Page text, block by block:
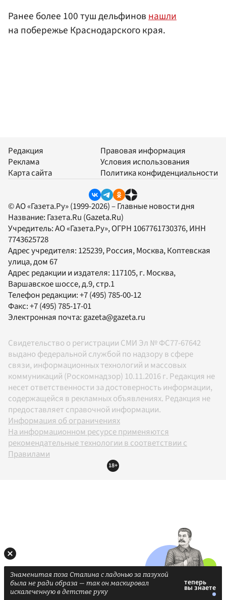
Ранее более 100 туш дельфиновнашли
на побережье Краснодарского края.
Редакция
Реклама
Карта сайта
Правовая информация
Условия использования
Политика конфиденциальности
© АО «Газета.Ру» (1999-2026) – Главные новости дня
Название: Газета.Ru (Gazeta.Ru)
Учредитель:АО «Газета.Ру», ОГРН 1067761730376, ИНН
7743625728
Адрес учредителя: 125239, Россия, Москва, Коптевская
улица, дом 67
Адрес редакции и издателя: 117105, г. Москва,
Варшавское шоссе, д.9, стр.1
Телефон редакции:+7 (495) 785-00-12
Факс:+7 (495) 785-17-01
Электронная почта:gazeta@gazeta.ru
Свидетельство о регистрации СМИ Эл № ФС77-67642
выдано федеральной службой по надзору в сфере
связи, информационных технологий и массовых
коммуникаций (Роскомнадзор) 10.11.2016 г. Редакция не
несет ответственности за достоверность информации,
содержащейся в рекламных объявлениях. Редакция не
предоставляет справочной информации.
Информация об ограничениях
На информационном ресурсе применяются
рекомендательные технологии в соответствии с
Правилами
18+
Знаменитая поза Сталина с ладонью за пазухой
была не ради образа — так он маскировал
искалеченную в детстве руку